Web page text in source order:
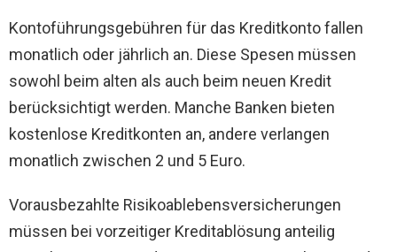
Kontoführungsgebühren für das Kreditkonto fallen
monatlich oder jährlich an. Diese Spesen müssen
sowohl beim alten als auch beim neuen Kredit
berücksichtigt werden. Manche Banken bieten
kostenlose Kreditkonten an, andere verlangen
monatlich zwischen 2 und 5 Euro.
Vorausbezahlte Risikoablebensversicherungen
müssen bei vorzeitiger Kreditablösung anteilig